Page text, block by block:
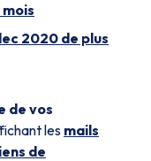
2020 de plus
de vos
les mails
de